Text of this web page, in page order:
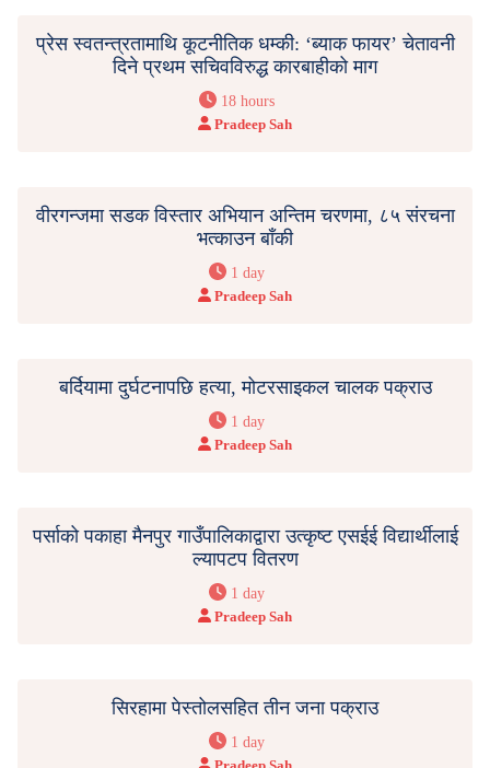
प्रेस स्वतन्त्रतामाथि कूटनीतिक धम्की: ‘ब्याक फायर’ चेतावनी
दिने प्रथम सचिवविरुद्ध कारबाहीको माग
18 hours
Pradeep Sah
वीरगन्जमा सडक विस्तार अभियान अन्तिम चरणमा, ८५ संरचना
भत्काउन बाँकी
1 day
Pradeep Sah
बर्दियामा दुर्घटनापछि हत्या, मोटरसाइकल चालक पक्राउ
1 day
Pradeep Sah
पर्साको पकाहा मैनपुर गाउँपालिकाद्वारा उत्कृष्ट एसईई विद्यार्थीलाई
ल्यापटप वितरण
1 day
Pradeep Sah
सिरहामा पेस्तोलसहित तीन जना पक्राउ
1 day